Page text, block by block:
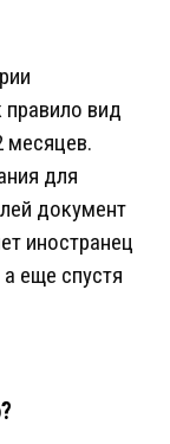
вид
месяцев.
для
документ
иностранец
еще спустя